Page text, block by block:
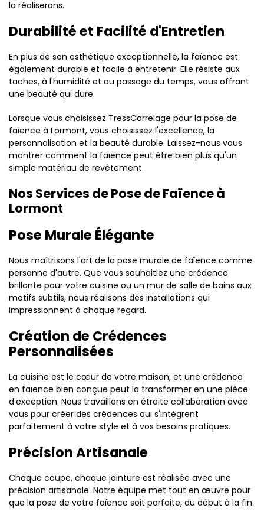
la réaliserons.
Durabilité et Facilité d'Entretien
En plus de son esthétique exceptionnelle, la faïence est
également durable et facile à entretenir. Elle résiste aux
taches, à l'humidité et au passage du temps, vous offrant
une beauté qui dure.
Lorsque vous choisissez TressCarrelage pour la pose de
faïence à Lormont, vous choisissez l'excellence, la
personnalisation et la beauté durable. Laissez-nous vous
montrer comment la faïence peut être bien plus qu'un
simple matériau de revêtement.
Nos Services de Pose de Faïence à
Lormont
Pose Murale Élégante
Nous maîtrisons l'art de la pose murale de faïence comme
personne d'autre. Que vous souhaitiez une crédence
brillante pour votre cuisine ou un mur de salle de bains aux
motifs subtils, nous réalisons des installations qui
impressionnent à chaque regard.
Création de Crédences
Personnalisées
La cuisine est le cœur de votre maison, et une crédence
en faïence bien conçue peut la transformer en une pièce
d'exception. Nous travaillons en étroite collaboration avec
vous pour créer des crédences qui s'intègrent
parfaitement à votre style et à vos besoins pratiques.
Précision Artisanale
Chaque coupe, chaque jointure est réalisée avec une
précision artisanale. Notre équipe met tout en œuvre pour
que la pose de votre faïence soit parfaite, du début à la fin.